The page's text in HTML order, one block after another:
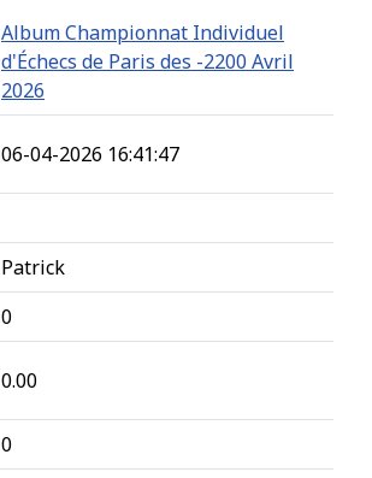
Album Championnat Individuel
d'Échecs de Paris des -2200 Avril
2026
06-04-2026 16:41:47
Patrick
0
0.00
0